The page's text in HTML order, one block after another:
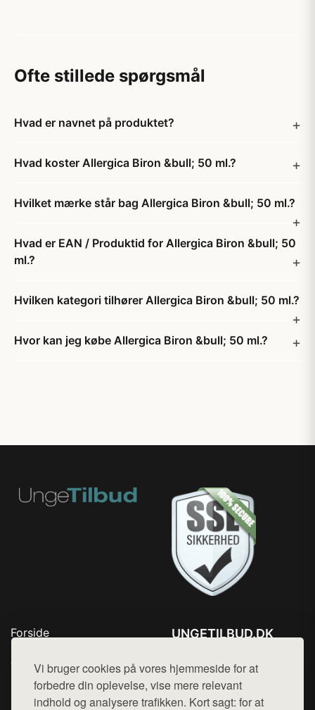
Vi bruger cookies på vores hjemmeside for at
forbedre din oplevelse, vise mere relevant
indhold og analysere trafikken. Kort sagt: for at
Ofte stillede spørgsmål
Hvad er navnet på produktet?
Hvad koster Allergica Biron &bull; 50 ml.?
Hvilket mærke står bag Allergica Biron &bull; 50 ml.?
Hvad er EAN / Produktid for Allergica Biron &bull; 50
ml.?
Hvilken kategori tilhører Allergica Biron &bull; 50 ml.?
Hvor kan jeg købe Allergica Biron &bull; 50 ml.?
Forside
Top Rabatter
Blog
Kontakt
UNGETILBUD.DK
Mail: hej@want.dk